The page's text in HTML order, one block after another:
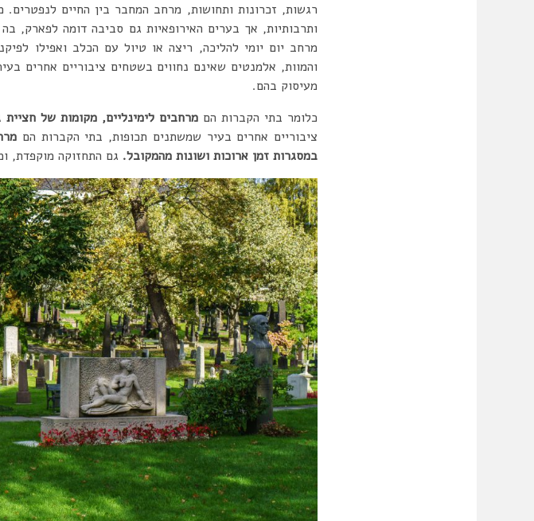
רגשות, זכרונות ותחושות, מרחב המחבר בין החיים
ותרבותיות, אך בערים האירופאיות גם סביבה דומה
מרחב יום יומי להליכה, ריצה או טיול עם הכלב ואפילו
והמוות, אלמנטים שאינם נחווים בשטחים ציבוריים אחרים
מעיסוק בהם.
כלומר בתי הקברות הםמרחבים לימינליים, מקומות של
ציבוריים אחרים בעיר שמשתנים תכופות, בתי הקברות הם
במסגרות זמן ארוכות ושונות מהמקובל. גם התחזוקה מוקפדת,